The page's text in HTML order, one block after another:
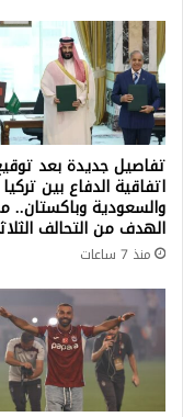
تفاصيل جديدة بعد
اتفاقية الدفاع بين تركيا
والسعودية وباكستان..
الهدف من التحالف
منذ 7 ساعات